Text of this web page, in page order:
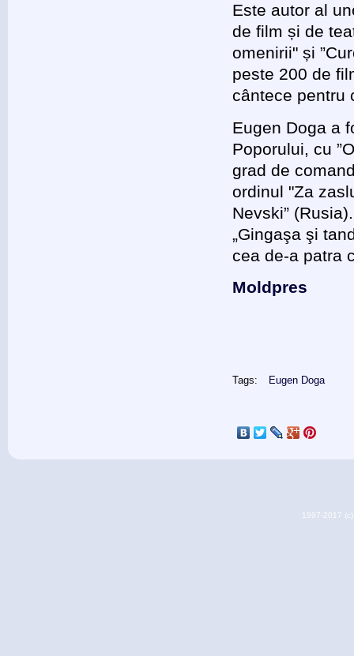
Este autor al
de film și de
omenirii" și
peste 200 de
cântece pentru
Eugen Doga a
Poporului, cu
grad de
ordinul "Za
Nevski”
„Gingaşa şi
cea de-a patra
Moldpres
Tags: Eugen Doga
1997-2017